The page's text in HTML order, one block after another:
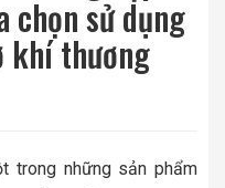
chọn sử dụng
khí thương
trong những sản phẩm